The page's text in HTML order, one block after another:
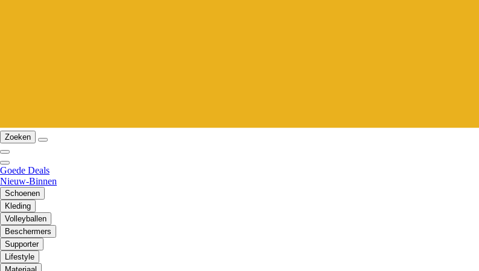
Zoeken
Goede Deals
Nieuw-Binnen
Schoenen
Kleding
Volleyballen
Beschermers
Supporter
Lifestyle